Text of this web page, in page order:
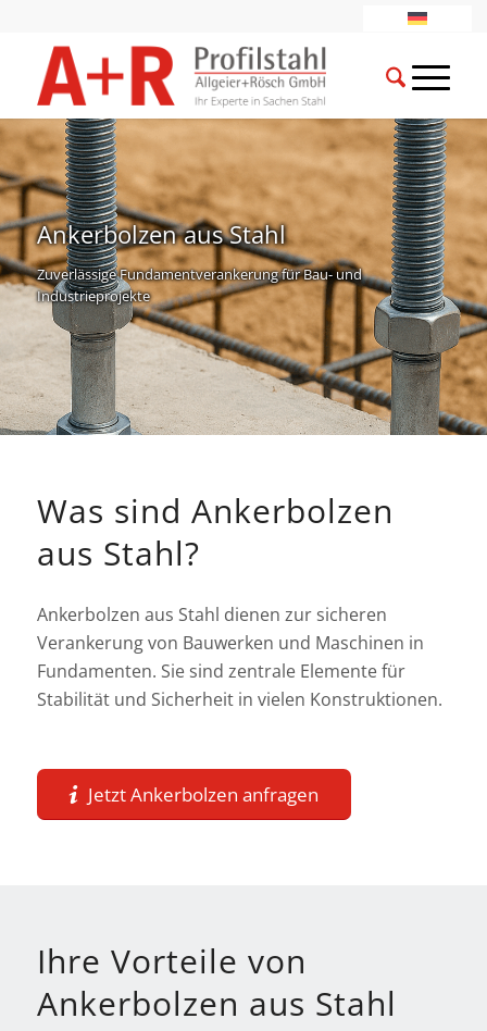
Ankerbolzen aus Stahl
Zuverlässige Fundamentverankerung für Bau- und
Industrieprojekte
Was sind Ankerbolzen
aus Stahl?
Ankerbolzen aus Stahl dienen zur sicheren
Verankerung von Bauwerken und Maschinen in
Fundamenten. Sie sind zentrale Elemente für
Stabilität und Sicherheit in vielen Konstruktionen.
Jetzt Ankerbolzen anfragen
Ihre Vorteile von
Ankerbolzen aus Stahl